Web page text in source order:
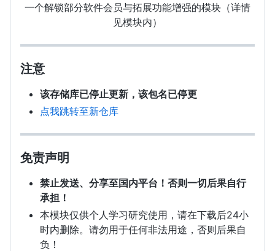
一个解锁部分软件会员与拓展功能增强的模块（详情
见模块内）
注意
该存储库已停止更新，该包名已停更
点我跳转至新仓库
免责声明
禁止发送、分享至国内平台！否则一切后果自行
承担！
本模块仅供个人学习研究使用，请在下载后24小
时内删除。请勿用于任何非法用途，否则后果自
负！